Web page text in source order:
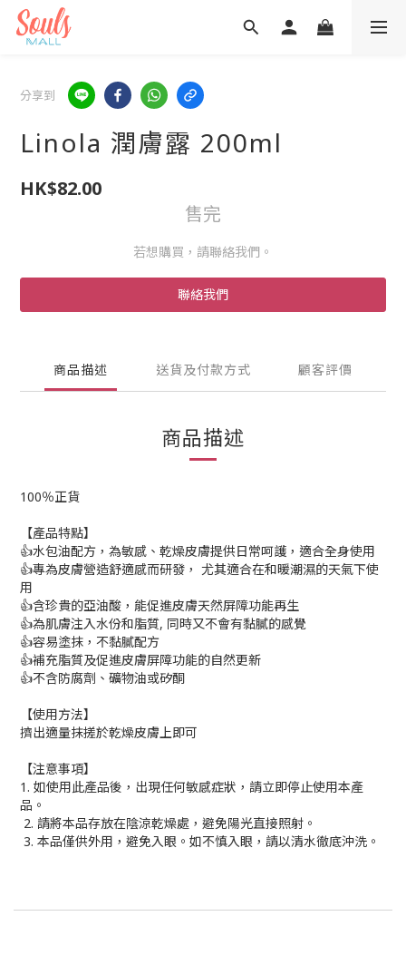
分享到
Linola 潤膚露 200ml
HK$82.00
售完
若想購買，請聯絡我們。
聯絡我們
商品描述 送貨及付款方式 顧客評價
商品描述
100％正貨
【產品特點】
👍水包油配方，為敏感、乾燥皮膚提供日常呵護，適合全身使用
👍專為皮膚營造舒適感而研發， 尤其適合在和暖潮濕的天氣下使
用
👍含珍貴的亞油酸，能促進皮膚天然屏障功能再生
👍為肌膚注入水份和脂質, 同時又不會有黏膩的感覺
👍容易塗抹，不黏膩配方
👍補充脂質及促進皮膚屏障功能的自然更新
👍不含防腐劑、礦物油或矽酮
【使用方法】
擠出適量抹搓於乾燥皮膚上即可
【注意事項】
1. 如使用此產品後，出現任何敏感症狀，請立即停止使用本產
品。
2. 請將本品存放在陰涼乾燥處，避免陽光直接照射。
3. 本品僅供外用，避免入眼。如不慎入眼，請以清水徹底沖洗。